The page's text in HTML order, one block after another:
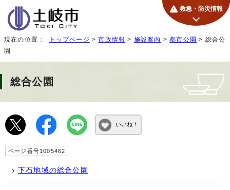
救急・防災情報
現在の位置： トップページ >市政情報 > 施設案内 >都市公園 > 総合公
園
総合公園
いいね！
ページ番号1005462
下石地域の総合公園